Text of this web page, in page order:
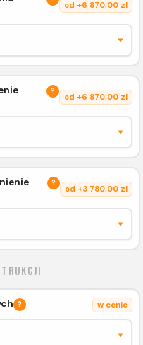
od +6 870,00 zl
?
od +6 870,00 zl
?
od +3 780,00 zl
? w cenie